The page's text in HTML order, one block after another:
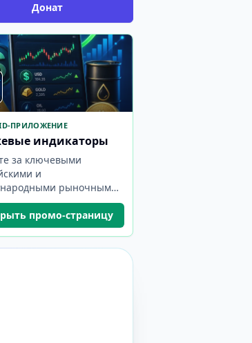
Донат
ПРИЛОЖЕНИЕ
индикаторы
за ключевыми
и
рыночными
в одном
приложении.
промо-страницу